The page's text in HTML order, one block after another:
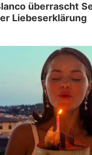
überrascht
Liebeserklärung